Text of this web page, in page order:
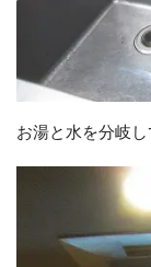
お湯と水を分岐し